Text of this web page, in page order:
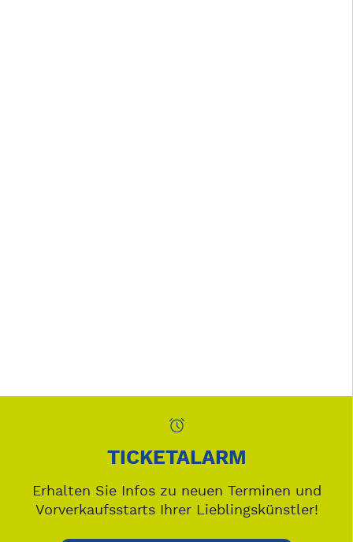
TICKETALARM
Erhalten Sie Infos zu neuen Terminen und
Vorverkaufsstarts Ihrer Lieblingskünstler!